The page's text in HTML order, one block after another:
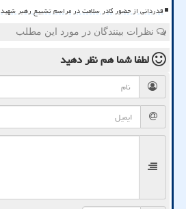
قدردانی از حضور کادر سلامت در مراسم تشییع رهبر شهید
نظرات بینندگان در مورد این مطلب
لطفا شما همنظر دهید